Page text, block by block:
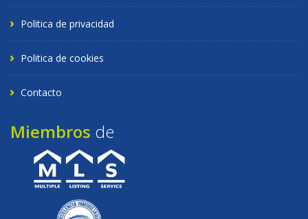
Politica de privacidad
Politica de cookies
Contacto
Miembros de